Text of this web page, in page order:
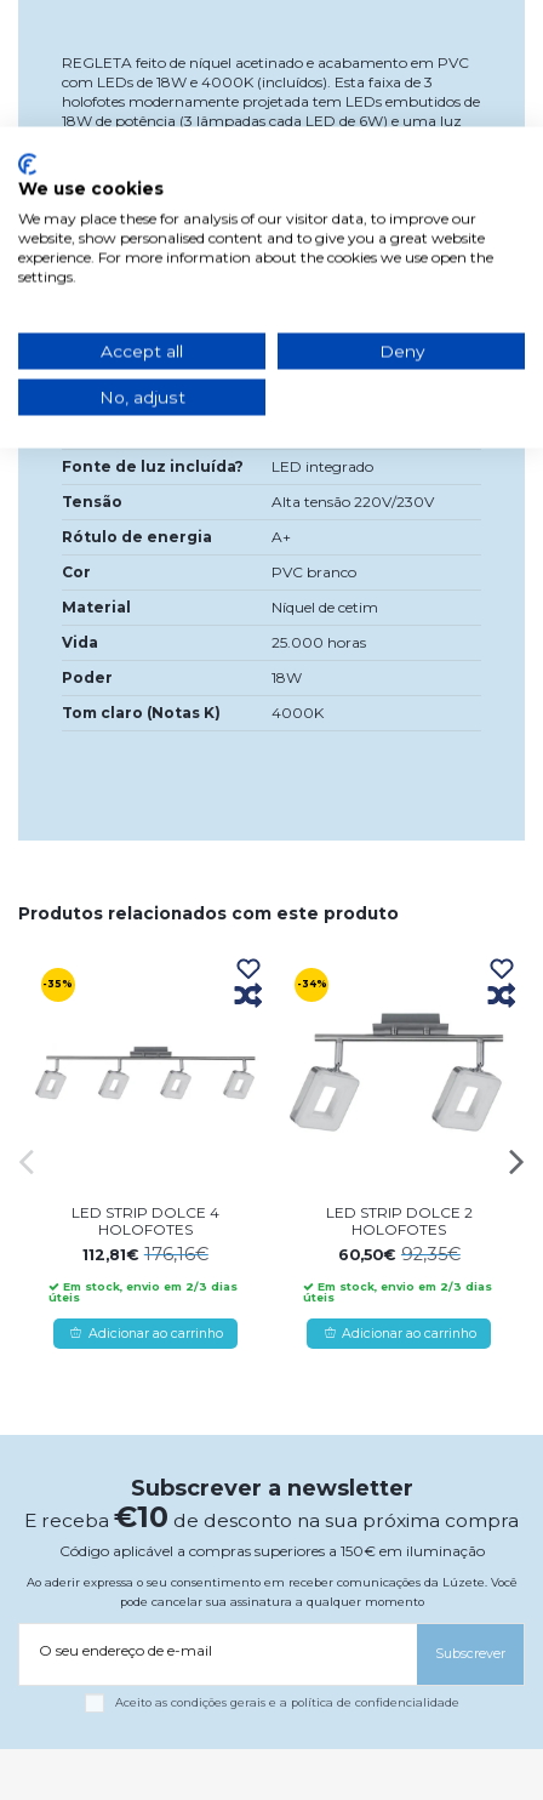
REGLETA feito de níquel acetinado e acabamento em PVC
com LEDs de 18W e 4000K (incluídos). Esta faixa de 3
holofotes modernamente projetada tem LEDs embutidos de
18W de potência (3 lâmpadas cada LED de 6W) e uma luz
acabamento de níquel acetinado com difusor de PVC
branco. Medições: 60 x 15 x 9 cm
Largura
Fonte de luz incluída?
LED integrado
Tensão
Alta tensão 220V/230V
Rótulo de energia
A+
Cor
PVC branco
Material
Níquel de cetim
Vida
25.000 horas
Poder
18W
Tom claro (Notas K)
4000K
Produtos relacionados com este produto
-35%
LED STRIP DOLCE 4
HOLOFOTES
112,81€176,16€
Em stock, envio em 2/3 dias
úteis
Adicionar ao carrinho
-34%
LED STRIP DOLCE 2
HOLOFOTES
60,50€ 92,35€
Em stock, envio em 2/3 dias
úteis
Adicionar ao carrinho
Subscrever a newsletter
E receba €10 de desconto na sua próxima compra
Código aplicável a compras superiores a 150€ em iluminação
Ao aderir expressa o seu consentimento em receber comunicações da Lúzete. Você
pode cancelar sua assinatura a qualquer momento
O seu endereço de e-mail Subscrever
Aceito as condições gerais e a política de confidencialidade
We use cookies
We may place these for analysis of our visitor data, to improve our
website, show personalised content and to give you a great website
experience. For more information about the cookies we use open the
settings.
Accept all Deny
No, adjust